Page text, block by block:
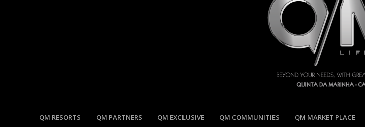
QM RESORTS QM PARTNERS QM EXCLUSIVE QM COMMUNITIES QM MARKET PLACE